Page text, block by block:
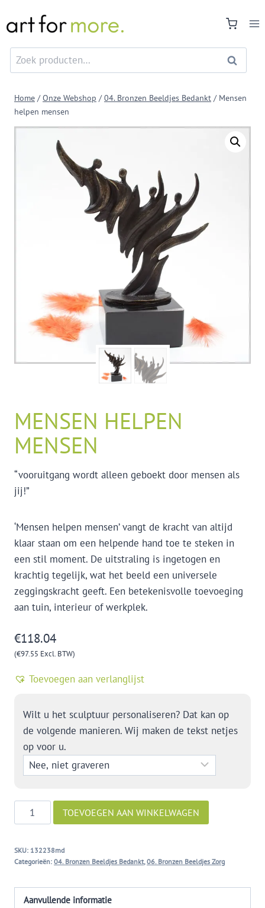
naar
Zoeken
naar:
Zoeken
Home / Onze Webshop / 04. Bronzen Beeldjes Bedankt / Mensen
helpen mensen
MENSEN HELPEN
MENSEN
“vooruitgang wordt alleen geboekt door mensen als
jij!”
‘Mensen helpen mensen’ vangt de kracht van altijd
klaar staan om een helpende hand toe te steken in
een stil moment. De uitstraling is ingetogen en
krachtig tegelijk, wat het beeld een universele
zeggingskracht geeft. Een betekenisvolle toevoeging
aan tuin, interieur of werkplek.
€118.04
(€97.55 Excl. BTW)
Toevoegen aan verlanglijst
Wilt u het sculptuur personaliseren? Dat kan op
de volgende manieren. Wij maken de tekst netjes
op voor u.
Mensen
helpen
aantal
TOEVOEGEN AAN WINKELWAGEN
SKU: 132238md
Categorieën: 04. Bronzen Beeldjes Bedankt,06. Bronzen Beeldjes Zorg
Aanvullende informatie